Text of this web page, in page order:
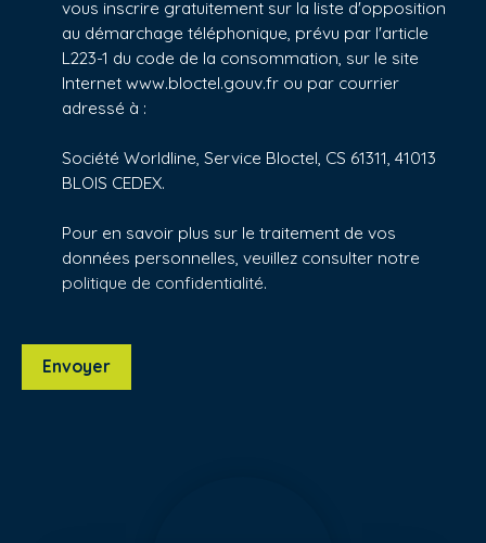
vous inscrire gratuitement sur la liste d'opposition
au démarchage téléphonique, prévu par l'article
L223-1 du code de la consommation, sur le site
Internet www.bloctel.gouv.fr ou par courrier
adressé à :
Société Worldline, Service Bloctel, CS 61311, 41013
BLOIS CEDEX.
Pour en savoir plus sur le traitement de vos
données personnelles, veuillez consulter notre
politique de confidentialité.
Envoyer